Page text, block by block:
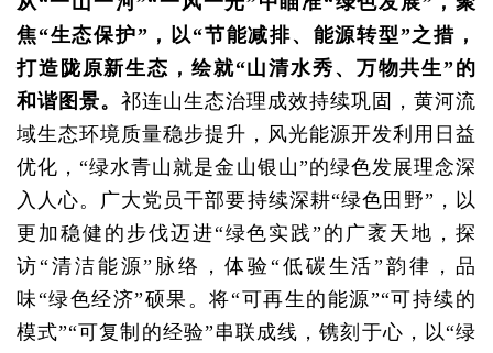
焦“生态保护”，以“节能减排、能源转型”之措，
打造陇原新生态，绘就“山清水秀、万物共生”的
和谐图景。 祁连山生态治理成效持续巩固，黄河流
域生态环境质量稳步提升，风光能源开发利用日益
优化，“绿水青山就是金山银山”的绿色发展理念深
入人心。广大党员干部要持续深耕“绿色田野”，以
更加稳健的步伐迈进“绿色实践”的广袤天地，探
访“清洁能源”脉络，体验“低碳生活”韵律，品
味“绿色经济”硕果。将“可再生的能源”“可持续的
模式”“可复制的经验”串联成线，镌刻于心，以“绿